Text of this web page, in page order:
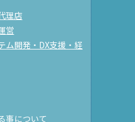
理店
営
ム開発・DX支援・経
事について